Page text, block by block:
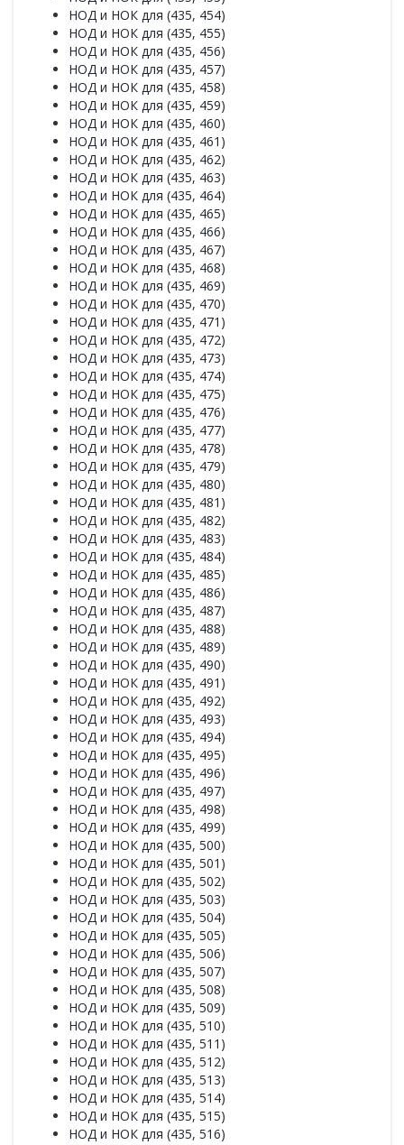
НОД и НОК для (435, 454)
НОД и НОК для (435, 455)
НОД и НОК для (435, 456)
НОД и НОК для (435, 457)
НОД и НОК для (435, 458)
НОД и НОК для (435, 459)
НОД и НОК для (435, 460)
НОД и НОК для (435, 461)
НОД и НОК для (435, 462)
НОД и НОК для (435, 463)
НОД и НОК для (435, 464)
НОД и НОК для (435, 465)
НОД и НОК для (435, 466)
НОД и НОК для (435, 467)
НОД и НОК для (435, 468)
НОД и НОК для (435, 469)
НОД и НОК для (435, 470)
НОД и НОК для (435, 471)
НОД и НОК для (435, 472)
НОД и НОК для (435, 473)
НОД и НОК для (435, 474)
НОД и НОК для (435, 475)
НОД и НОК для (435, 476)
НОД и НОК для (435, 477)
НОД и НОК для (435, 478)
НОД и НОК для (435, 479)
НОД и НОК для (435, 480)
НОД и НОК для (435, 481)
НОД и НОК для (435, 482)
НОД и НОК для (435, 483)
НОД и НОК для (435, 484)
НОД и НОК для (435, 485)
НОД и НОК для (435, 486)
НОД и НОК для (435, 487)
НОД и НОК для (435, 488)
НОД и НОК для (435, 489)
НОД и НОК для (435, 490)
НОД и НОК для (435, 491)
НОД и НОК для (435, 492)
НОД и НОК для (435, 493)
НОД и НОК для (435, 494)
НОД и НОК для (435, 495)
НОД и НОК для (435, 496)
НОД и НОК для (435, 497)
НОД и НОК для (435, 498)
НОД и НОК для (435, 499)
НОД и НОК для (435, 500)
НОД и НОК для (435, 501)
НОД и НОК для (435, 502)
НОД и НОК для (435, 503)
НОД и НОК для (435, 504)
НОД и НОК для (435, 505)
НОД и НОК для (435, 506)
НОД и НОК для (435, 507)
НОД и НОК для (435, 508)
НОД и НОК для (435, 509)
НОД и НОК для (435, 510)
НОД и НОК для (435, 511)
НОД и НОК для (435, 512)
НОД и НОК для (435, 513)
НОД и НОК для (435, 514)
НОД и НОК для (435, 515)
НОД и НОК для (435, 516)